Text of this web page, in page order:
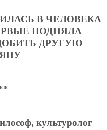
В ЧЕЛОВЕКА
ПОДНЯЛА
ДРУГУЮ
культуролог